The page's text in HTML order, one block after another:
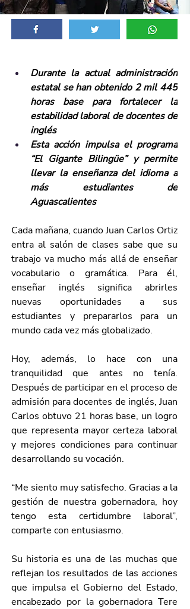
Durante la actual administración
estatal se han obtenido 2 mil 445
horas base para fortalecer la
estabilidad laboral de docentes de
inglés
Esta acción impulsa el programa
“El Gigante Bilingüe” y permite
llevar la enseñanza del idioma a
más estudiantes de
Aguascalientes
Cada mañana, cuando Juan Carlos Ortiz
entra al salón de clases sabe que su
trabajo va mucho más allá de enseñar
vocabulario o gramática. Para él,
enseñar inglés significa abrirles
nuevas oportunidades a sus
estudiantes y prepararlos para un
mundo cada vez más globalizado.
Hoy, además, lo hace con una
tranquilidad que antes no tenía.
Después de participar en el proceso de
admisión para docentes de inglés, Juan
Carlos obtuvo 21 horas base, un logro
que representa mayor certeza laboral
y mejores condiciones para continuar
desarrollando su vocación.
“Me siento muy satisfecho. Gracias a la
gestión de nuestra gobernadora, hoy
tengo esta certidumbre laboral”,
comparte con entusiasmo.
Su historia es una de las muchas que
reflejan los resultados de las acciones
que impulsa el Gobierno del Estado,
encabezado por la gobernadora Tere